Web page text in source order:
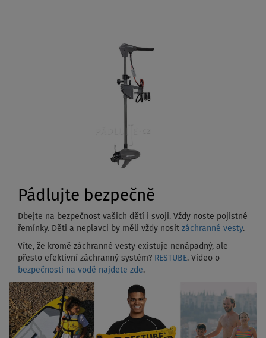
Pádlujte bezpečně
Dbejte na bezpečnost vašich dětí i svoji. Vždy noste pojistné
řemínky. Děti a neplavci by měli vždy nosit záchranné vesty.
Víte, že kromě záchranné vesty existuje nenápadný, ale
přesto efektivní záchranný systém? RESTUBE. Video o
bezpečnosti na vodě najdete zde.